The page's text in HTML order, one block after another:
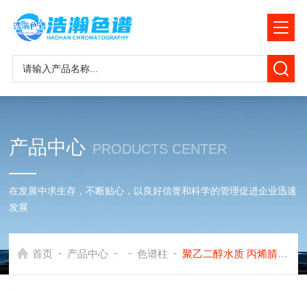
产品中心 PRODUCTS CENTER
在发展中求生存，不断贴心，以良好信誉和科学的管理促进企业迅速
发展
首页 - 产品中心 - - 色谱柱 - 聚乙二醇水质 丙烯腈和丙xi醛的测定毛细色谱柱